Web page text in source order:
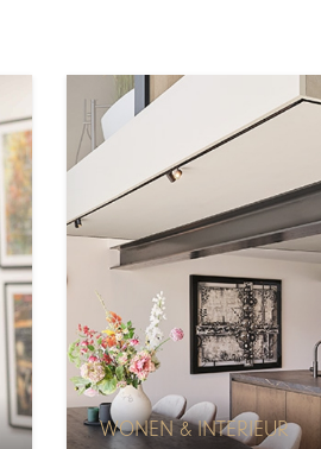
WONEN & INTERIEUR